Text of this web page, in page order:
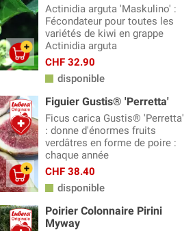
Actinidia arguta 'Maskulino' :
Fécondateur pour toutes les
variétés de kiwi en grappe
Actinidia arguta
CHF 32.90
disponible
Figuier Gustis® 'Perretta'
Ficus carica Gustis® 'Perretta'
: donne d'énormes fruits
verdâtres en forme de poire :
chaque année
CHF 38.40
disponible
Poirier Colonnaire Pirini
Myway